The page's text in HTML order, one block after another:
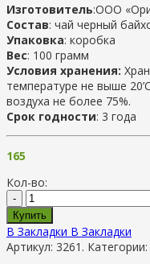
Изготовитель:ООО
Состав: чай черный
Упаковка: коробка
Вес: 100 грамм
Условия хранения:
температуре не выше
воздуха не более 75%.
Срок годности: 3 года
165
Кол-во:
-
Купить
В Закладки В Закладки
Артикул: 3261 . Категории: